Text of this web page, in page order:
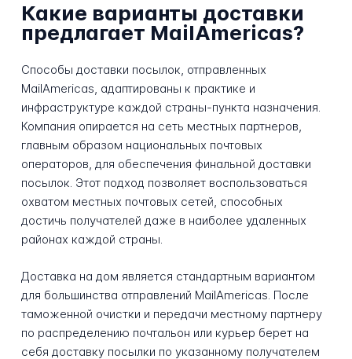
Какие варианты доставки
предлагает MailAmericas?
Способы доставки посылок, отправленных
MailAmericas, адаптированы к практике и
инфраструктуре каждой страны-пункта назначения.
Компания опирается на сеть местных партнеров,
главным образом национальных почтовых
операторов, для обеспечения финальной доставки
посылок. Этот подход позволяет воспользоваться
охватом местных почтовых сетей, способных
достичь получателей даже в наиболее удаленных
районах каждой страны.
Доставка на дом является стандартным вариантом
для большинства отправлений MailAmericas. После
таможенной очистки и передачи местному партнеру
по распределению почтальон или курьер берет на
себя доставку посылки по указанному получателем